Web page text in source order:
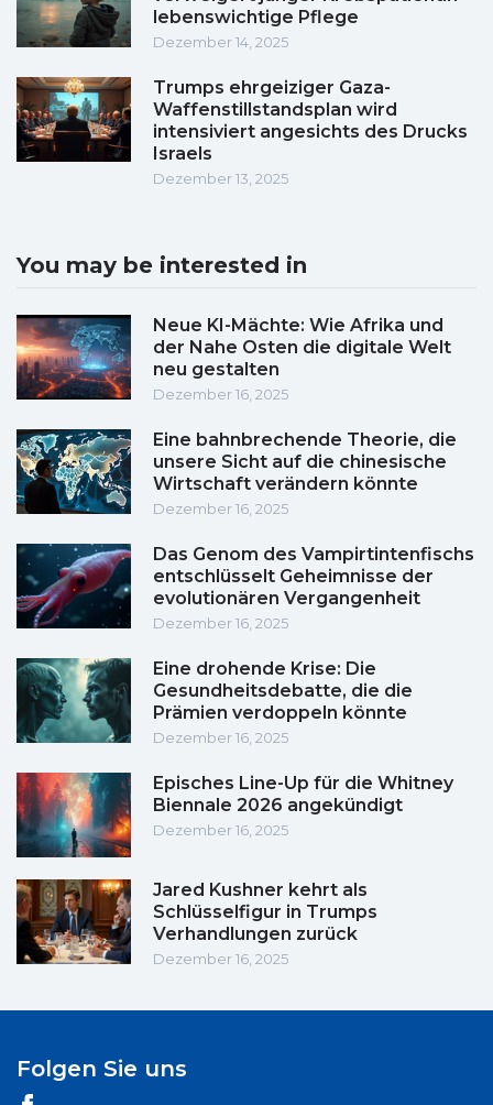
lebenswichtige Pflege
Dezember 14, 2025
Trumps ehrgeiziger Gaza-
Waffenstillstandsplan wird
intensiviert angesichts des Drucks
Israels
Dezember 13, 2025
You may be interested in
Neue KI-Mächte: Wie Afrika und
der Nahe Osten die digitale Welt
neu gestalten
Dezember 16, 2025
Eine bahnbrechende Theorie, die
unsere Sicht auf die chinesische
Wirtschaft verändern könnte
Dezember 16, 2025
Das Genom des Vampirtintenfischs
entschlüsselt Geheimnisse der
evolutionären Vergangenheit
Dezember 16, 2025
Eine drohende Krise: Die
Gesundheitsdebatte, die die
Prämien verdoppeln könnte
Dezember 16, 2025
Episches Line-Up für die Whitney
Biennale 2026 angekündigt
Dezember 16, 2025
Jared Kushner kehrt als
Schlüsselfigur in Trumps
Verhandlungen zurück
Dezember 16, 2025
Folgen Sie uns